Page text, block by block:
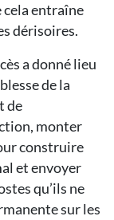
cela entraîne
dérisoires.
a donné lieu
de la
de
monter
construire
et envoyer
qu’ils ne
sur les